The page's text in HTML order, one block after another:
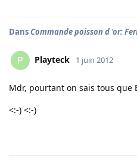
DansCommande poisson d 'or:
P Playteck 1 juin 2012
Mdr, pourtant on sais tous que
<:-) <:-)